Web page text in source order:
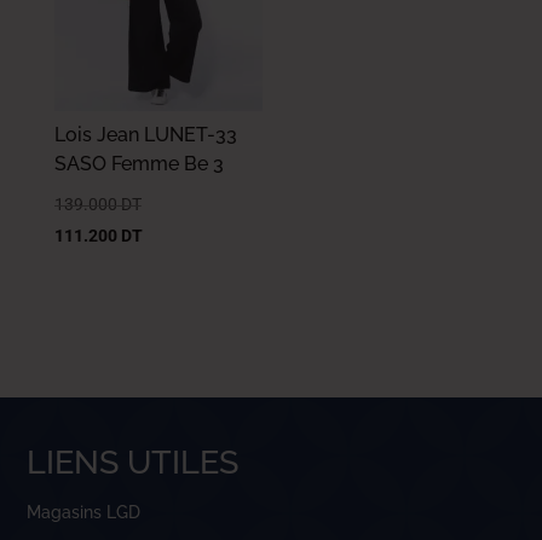
Lois Jean LUNET-33
SASO Femme Be 3
139.000 DT
111.200 DT
LIENS UTILES
Magasins LGD